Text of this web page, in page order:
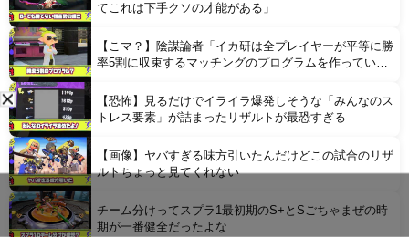
てこれは下手クソの才能がある」
【こマ？】陰謀論者「イカ研は全プレイヤーが平等に勝
率5割に収束するマッチングのプログラムを作ってい
【恐怖】見るだけでイライラ爆発しそうな「みんなのス
トレス要素」が詰まったリザルトが最恐すぎる
【画像】ヤバすぎる味方引いたんだけどこの試合のリザ
ルトちょっと見てくれない
チーム分けってスプラ1最初期のS+とSごちゃまぜの時
期が一番健全だったよな